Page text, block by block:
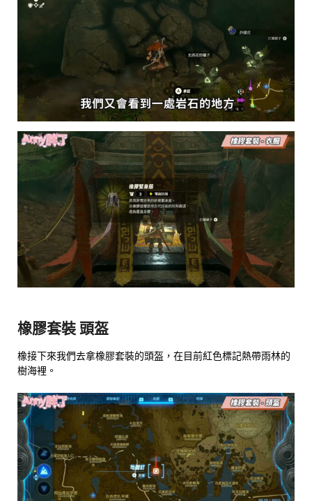
橡膠套裝 頭盔
橡接下來我們去拿橡膠套裝的頭盔，在目前紅色標記熱帶雨林的
樹海裡。